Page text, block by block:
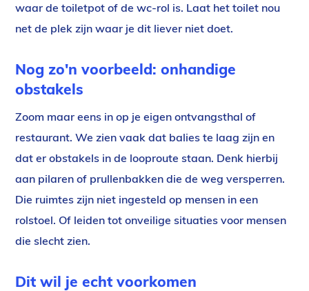
waar de toiletpot of de wc-rol is. Laat het toilet nou
net de plek zijn waar je dit liever niet doet.
Nog zo'n voorbeeld: onhandige
obstakels
Zoom maar eens in op je eigen ontvangsthal of
restaurant. We zien vaak dat balies te laag zijn en
dat er obstakels in de looproute staan. Denk hierbij
aan pilaren of prullenbakken die de weg versperren.
Die ruimtes zijn niet ingesteld op mensen in een
rolstoel. Of leiden tot onveilige situaties voor mensen
die slecht zien.
Dit wil je echt voorkomen